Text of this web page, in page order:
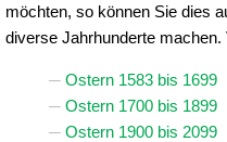
möchten, so können Sie dies
diverse Jahrhunderte
Ostern 1583 bis 1699
Ostern 1700 bis 1899
Ostern 1900 bis 2099